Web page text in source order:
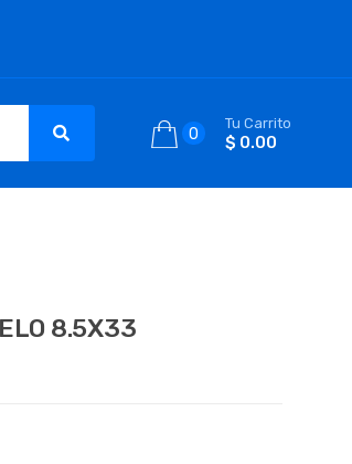
0
Tu Carrito
$ 0.00
8.5X33